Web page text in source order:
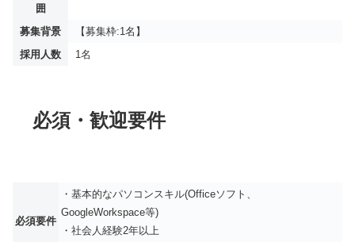
囲
募集背景
【募集枠:1名】
採用人数
1名
必須・歓迎要件
必須要件
・基本的なパソコンスキル(Officeソフト、
GoogleWorkspace等)
・社会人経験2年以上